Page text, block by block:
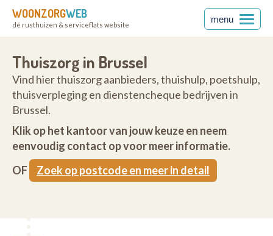
WOONZORGWEB
dé rusthuizen & serviceflats website
menu
Thuiszorg in Brussel
Vind hier thuiszorg aanbieders, thuishulp, poetshulp,
thuisverpleging en dienstencheque bedrijven in
Brussel.
Klik op het kantoor van jouw keuze en neem
eenvoudig contact op voor meer informatie.
OF
Zoek op postcode en meer in detail